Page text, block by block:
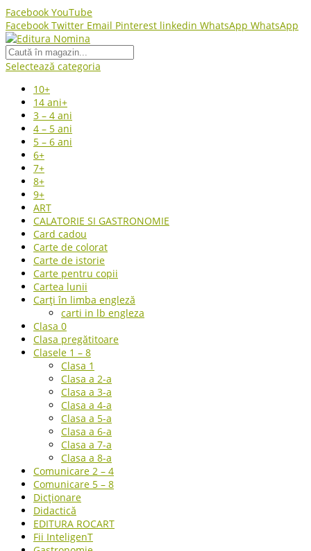
Facebook YouTube
Facebook Twitter Email Pinterest linkedin WhatsApp WhatsApp
Selectează categoria
10+
14 ani+
3 – 4 ani
4 – 5 ani
5 – 6 ani
6+
7+
8+
9+
ART
CALATORIE SI GASTRONOMIE
Card cadou
Carte de colorat
Carte de istorie
Carte pentru copii
Cartea lunii
Carți în limba engleză
carti in lb engleza
Clasa 0
Clasa pregătitoare
Clasele 1 – 8
Clasa 1
Clasa a 2-a
Clasa a 3-a
Clasa a 4-a
Clasa a 5-a
Clasa a 6-a
Clasa a 7-a
Clasa a 8-a
Comunicare 2 – 4
Comunicare 5 – 8
Dicționare
Didactică
EDITURA ROCART
Fii InteligenT